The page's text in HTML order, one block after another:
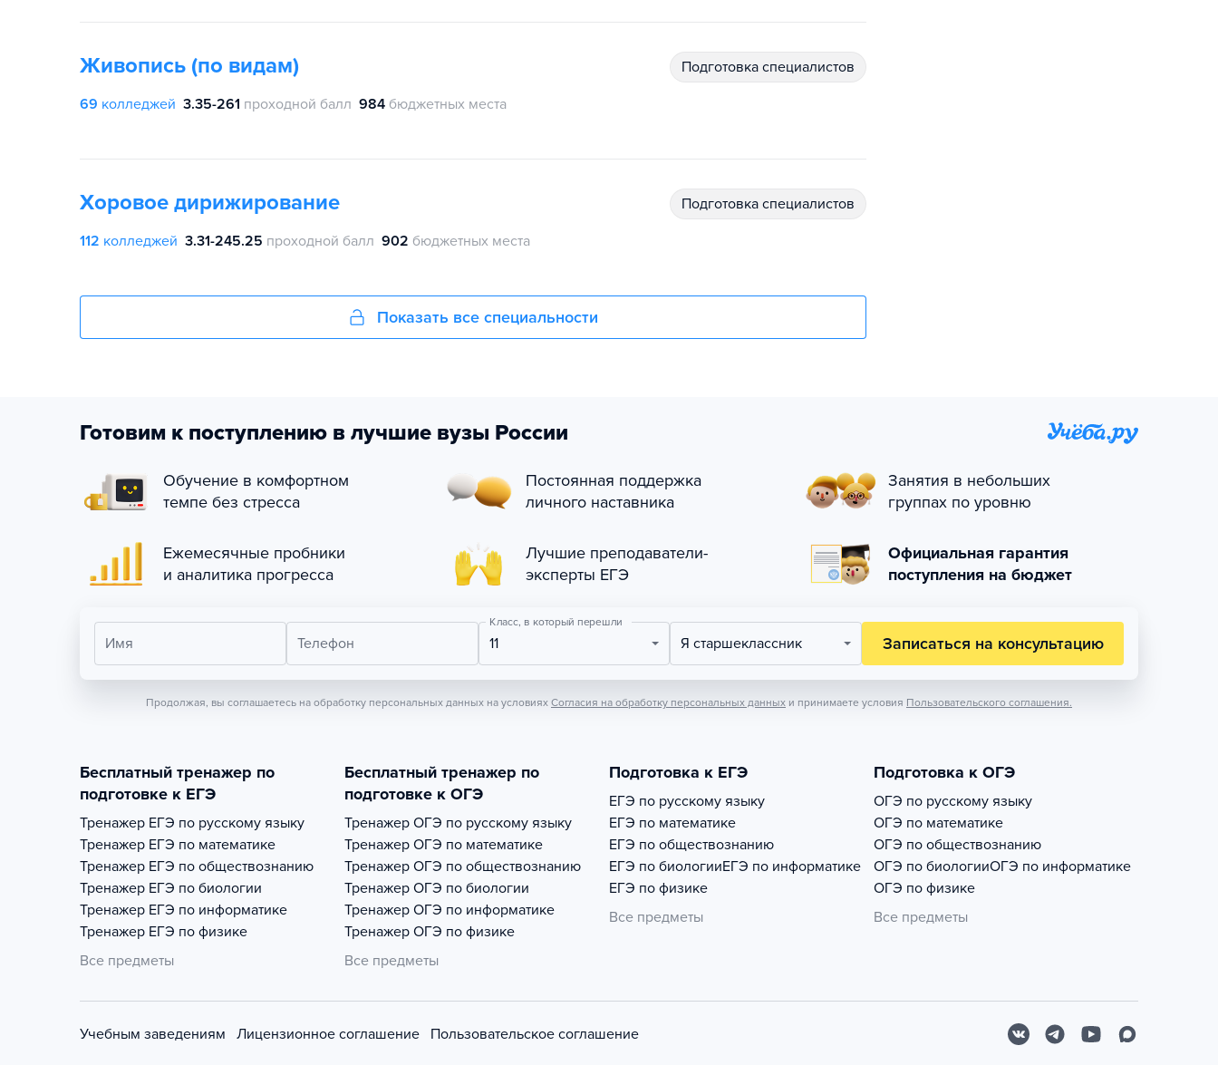
Живопись (по видам) подготовка специалистов
69 колледжей 3.35-261 проходной балл 984 бюджетных места
Хоровое дирижирование подготовка специалистов
112 колледжей 3.31-245.25 проходной балл 902 бюджетных места
Показать все специальности
Готовим к поступлению в лучшие вузы России
Обучение в комфортном
темпе без стресса
Постоянная поддержка
личного наставника
Занятия в небольших
группах по уровню
Ежемесячные пробники
и аналитика прогресса
Лучшие преподаватели-
эксперты ЕГЭ
Официальная гарантия
поступления на бюджет
Имя Телефон
Класс, в который перешли
11 Я старшеклассник Записаться на консультацию
Продолжая, вы соглашаетесь на обработку персональных данных на условиях Согласия на обработку персональных данных и принимаете условия Пользовательского соглашения.
Бесплатный тренажер по
подготовке к ЕГЭ
Тренажер ЕГЭ по русскому языку
Тренажер ЕГЭ по математике
Тренажер ЕГЭ по обществознанию
Тренажер ЕГЭ по биологии
Тренажер ЕГЭ по информатике
Тренажер ЕГЭ по физике
Все предметы
Бесплатный тренажер по
подготовке к ОГЭ
Тренажер ОГЭ по русскому языку
Тренажер ОГЭ по математике
Тренажер ОГЭ по обществознанию
Тренажер ОГЭ по биологии
Тренажер ОГЭ по информатике
Тренажер ОГЭ по физике
Все предметы
Подготовка к ЕГЭ
ЕГЭ по русскому языку
ЕГЭ по математике
ЕГЭ по обществознанию
ЕГЭ по биологииЕГЭ по информатике
ЕГЭ по физике
Все предметы
Подготовка к ОГЭ
ОГЭ по русскому языку
ОГЭ по математике
ОГЭ по обществознанию
ОГЭ по биологииОГЭ по информатике
ОГЭ по физике
Все предметы
Учебным заведениям Лицензионное соглашение Пользовательское соглашение